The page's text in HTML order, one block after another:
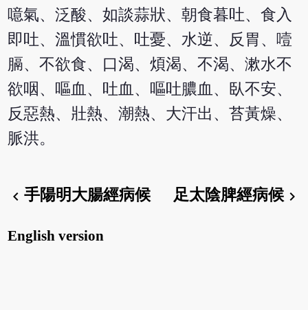
噫氣、泛酸、如談蒜狀、朝食暮吐、食入
即吐、溫慣欲吐、吐憂、水逆、反胃、噎
膈、不欲食、口渴、煩渴、不渴、漱水不
欲咽、嘔血、吐血、嘔吐膿血、臥不安、
反惡熱、壯熱、潮熱、大汗出、苔黃燥、
脈洪。
chevron_left手陽明大腸經病候 足太陰脾經病候chevron_right
English version